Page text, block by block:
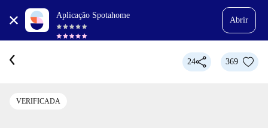
Aplicação Spotahome
Abrir
24 369
VERIFICADA